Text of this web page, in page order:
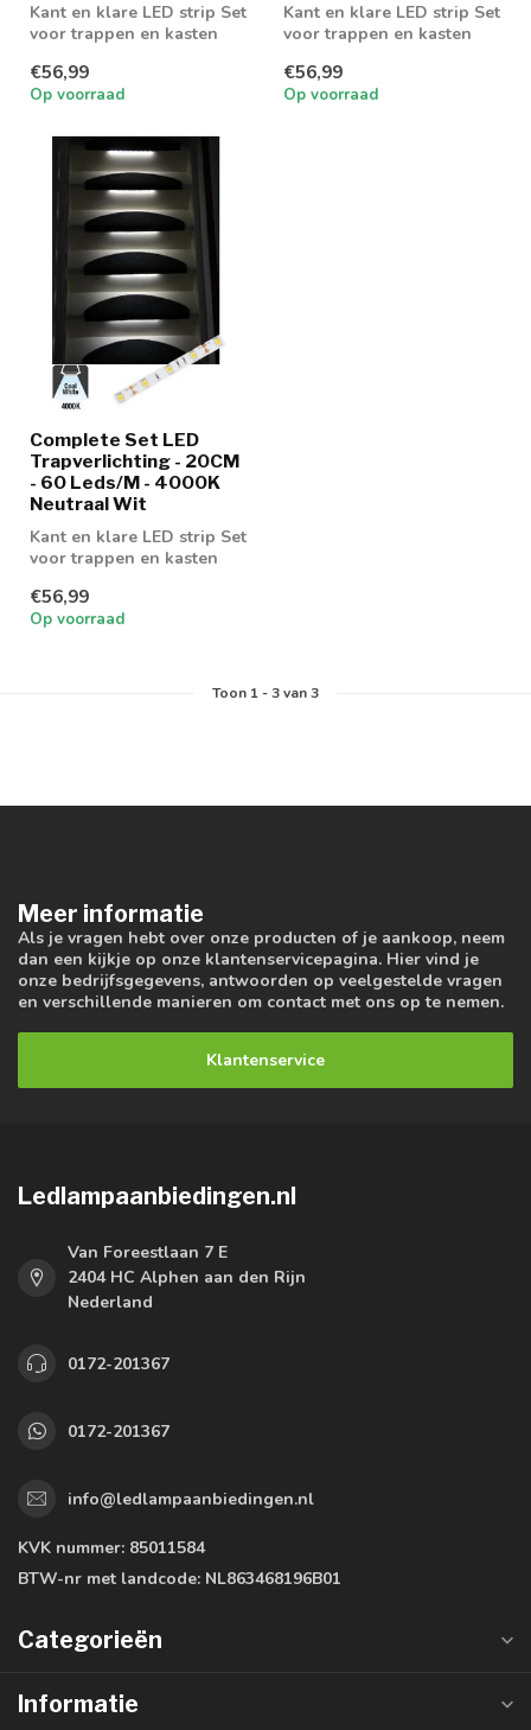
Kant en klare LED strip Set
voor trappen en kasten
€56,99
Op voorraad
Kant en klare LED strip Set
voor trappen en kasten
€56,99
Op voorraad
Complete Set LED
Trapverlichting - 20CM
- 60 Leds/M - 4000K
Neutraal Wit
Kant en klare LED strip Set
voor trappen en kasten
€56,99
Op voorraad
Toon 1-3van 3
Meer informatie
Als je vragen hebt over onze producten of je aankoop, neem
dan een kijkje op onze klantenservicepagina. Hier vind je
onze bedrijfsgegevens, antwoorden op veelgestelde vragen
en verschillende manieren om contact met ons op te nemen.
Klantenservice
Ledlampaanbiedingen.nl
Van Foreestlaan 7 E
2404 HC Alphen aan den Rijn
Nederland
0172-201367
0172-201367
info@ledlampaanbiedingen.nl
KVK nummer: 85011584
BTW-nr met landcode: NL863468196B01
Categorieën
Informatie